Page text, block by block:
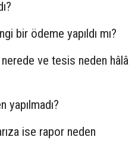
bir ödeme yapıldı mı?
nerede ve tesis neden hâlâ
yapılmadı?
ise rapor neden